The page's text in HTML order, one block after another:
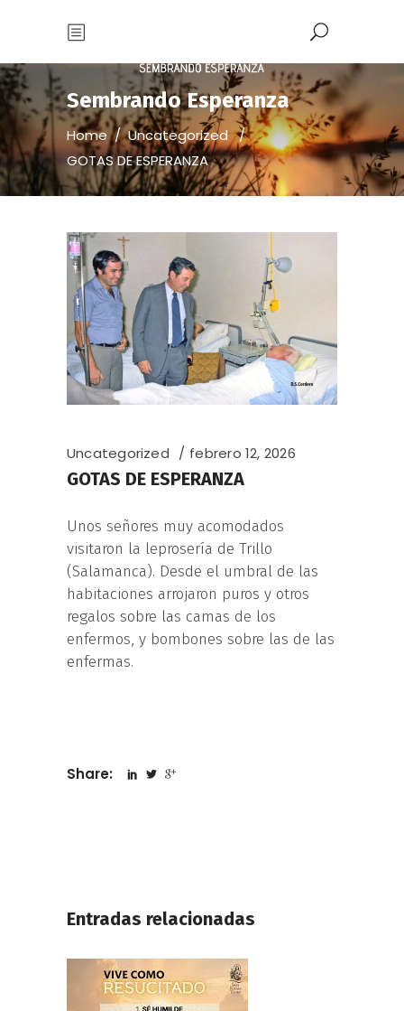
Sembrando Esperanza
Home/Uncategorized /
GOTAS DE ESPERANZA
Uncategorized febrero 12, 2026
GOTAS DE ESPERANZA
Unos señores muy acomodados
visitaron la leprosería de Trillo
(Salamanca). Desde el umbral de las
habitaciones arrojaron puros y otros
regalos sobre las camas de los
enfermos, y bombones sobre las de las
enfermas.
Share:
Entradas relacionadas